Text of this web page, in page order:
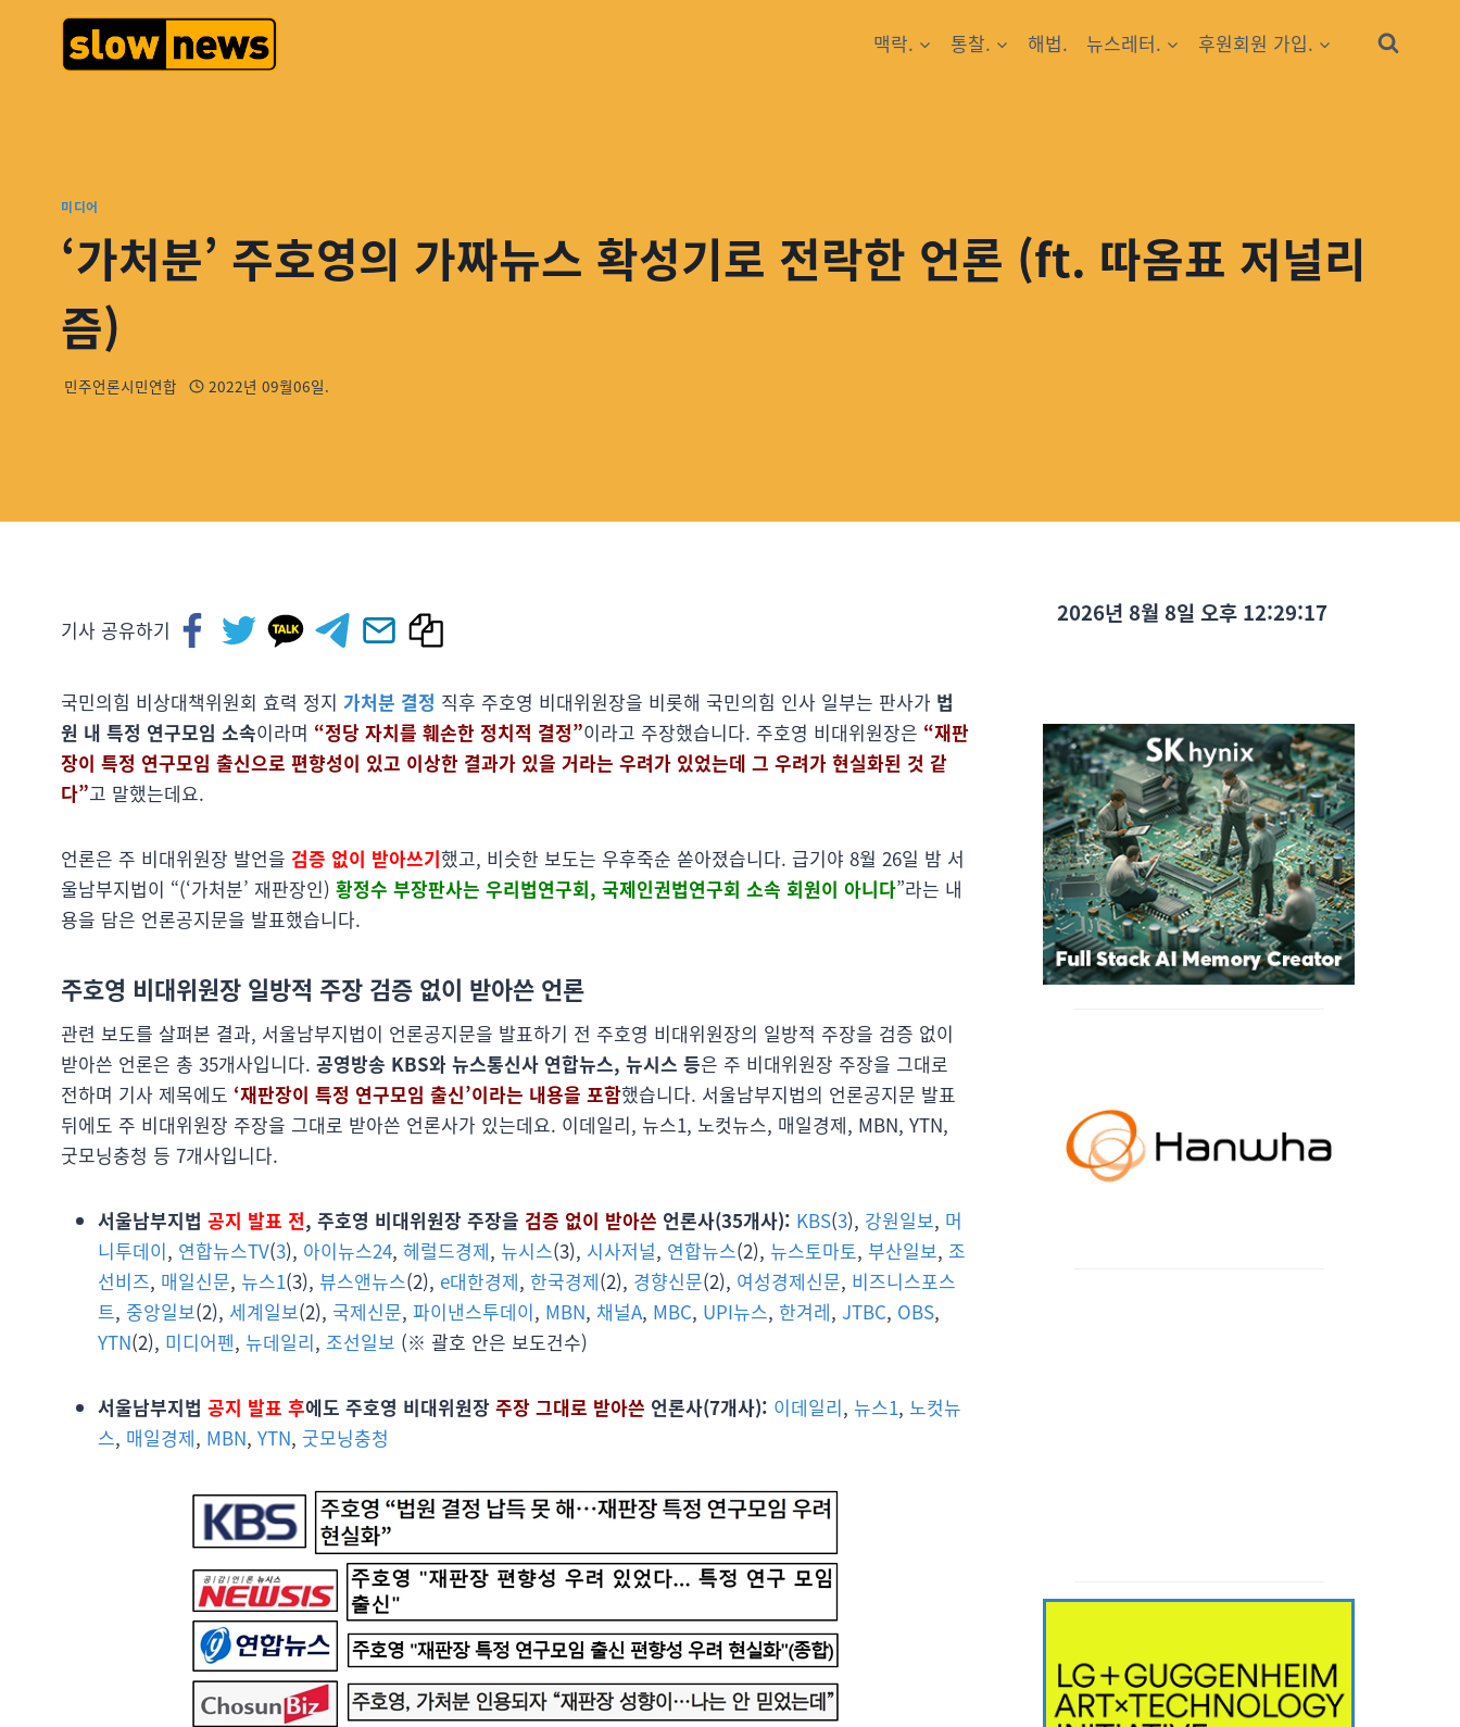
맥락. 통찰. 해법. 뉴스레터. 후원회원 가입.
미디어
‘가처분’ 주호영의 가짜뉴스 확성기로 전락한 언론 (ft. 따옴표 저널리
즘)
민주언론시민연합 2022년 09월06일.
기사 공유하기
국민의힘 비상대책위원회 효력 정지 가처분 결정 직후 주호영 비대위원장을 비롯해 국민의힘 인사 일부는 판사가 법
원 내 특정 연구모임 소속이라며 “정당 자치를 훼손한 정치적 결정”이라고 주장했습니다. 주호영 비대위원장은 “재판
장이 특정 연구모임 출신으로 편향성이 있고 이상한 결과가 있을 거라는 우려가 있었는데 그 우려가 현실화된 것 같
다”고 말했는데요.
언론은 주 비대위원장 발언을 검증 없이 받아쓰기했고, 비슷한 보도는 우후죽순 쏟아졌습니다. 급기야 8월 26일 밤 서
울남부지법이 “(‘가처분’ 재판장인) 황정수 부장판사는 우리법연구회, 국제인권법연구회 소속 회원이 아니다”라는 내
용을 담은 언론공지문을 발표했습니다.
주호영 비대위원장 일방적 주장 검증 없이 받아쓴 언론
관련 보도를 살펴본 결과, 서울남부지법이 언론공지문을 발표하기 전 주호영 비대위원장의 일방적 주장을 검증 없이
받아쓴 언론은 총 35개사입니다. 공영방송 KBS와 뉴스통신사 연합뉴스, 뉴시스 등은 주 비대위원장 주장을 그대로
전하며 기사 제목에도 ‘재판장이 특정 연구모임 출신’이라는 내용을 포함했습니다. 서울남부지법의 언론공지문 발표
뒤에도 주 비대위원장 주장을 그대로 받아쓴 언론사가 있는데요. 이데일리, 뉴스1, 노컷뉴스, 매일경제, MBN, YTN,
굿모닝충청 등 7개사입니다.
서울남부지법 공지 발표 전, 주호영 비대위원장 주장을 검증 없이 받아쓴 언론사(35개사): KBS(3), 강원일보, 머
니투데이, 연합뉴스TV(3), 아이뉴스24, 헤럴드경제, 뉴시스(3), 시사저널, 연합뉴스(2), 뉴스토마토, 부산일보, 조
선비즈, 매일신문, 뉴스1(3), 뷰스앤뉴스(2), e대한경제, 한국경제(2), 경향신문(2), 여성경제신문, 비즈니스포스
트, 중앙일보(2), 세계일보(2), 국제신문, 파이낸스투데이, MBN, 채널A, MBC, UPI뉴스, 한겨레, JTBC, OBS,
YTN(2), 미디어펜, 뉴데일리, 조선일보 (※ 괄호 안은 보도건수)
서울남부지법 공지 발표 후에도 주호영 비대위원장 주장 그대로 받아쓴 언론사(7개사): 이데일리, 뉴스1, 노컷뉴
스, 매일경제, MBN, YTN, 굿모닝충청
2026년 8월 8일 오후 12:29:18